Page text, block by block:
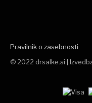
Pravilnik o zasebnosti
© 2022 drsalke.si |